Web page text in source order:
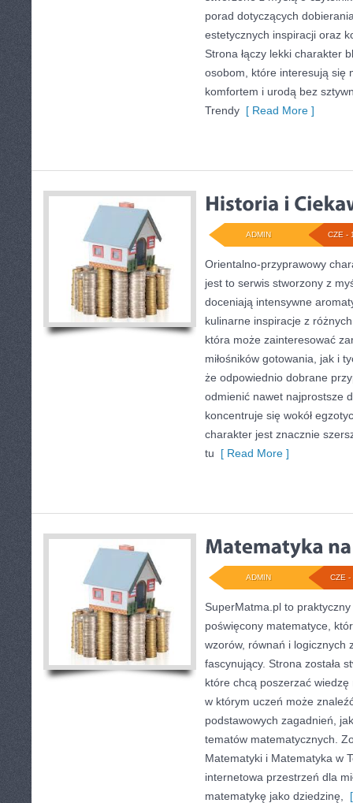
porad dotyczących
estetycznych inspiracji oraz
Strona łączy lekki charakter
osobom, które interesują się
komfortem i urodą bez
Trendy [ Read More ]
CZE -
ADMIN
Orientalno-przyprawowy
jest to serwis stworzony z
doceniają intensywne
kulinarne inspiracje z
która może zainteresować
miłośników gotowania, jak i
że odpowiednio dobrane
odmienić nawet najprostsze
koncentruje się wokół
charakter jest znacznie
tu [ Read More ]
CZE -
ADMIN
SuperMatma.pl to
poświęcony matematyce,
wzorów, równań i logicznych
fascynujący. Strona została
które chcą poszerzać
w którym uczeń może
podstawowych zagadnień,
tematów matematycznych.
Matematyki i Matematyka w
internetowa przestrzeń dla
matematykę jako dziedzinę,